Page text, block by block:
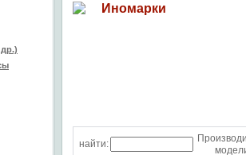
Иномарки
найти: